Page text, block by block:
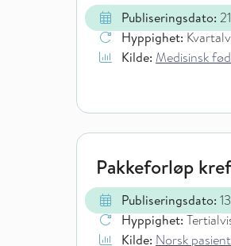
Publiseringsdato:
Hyppighet:
Kilde: Medisinsk
Pakkeforløp
Publiseringsdato:
Hyppighet:
Kilde: Norsk